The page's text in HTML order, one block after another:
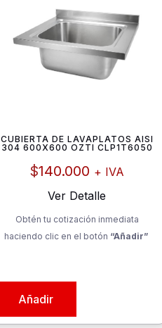
CUBIERTA DE LAVAPLATOS AISI
304 600X600 OZTI CLP1T6050
$140.000 + IVA
Ver Detalle
Obtén tu cotización inmediata
haciendo clic en el botón “Añadir”
Añadir